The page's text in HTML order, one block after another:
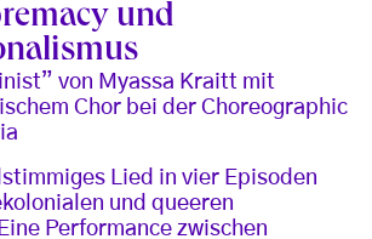
und
von Myassa Kraitt mit
Chor bei der Choreographic
Lied in vier Episoden
und queeren
Performance zwischen